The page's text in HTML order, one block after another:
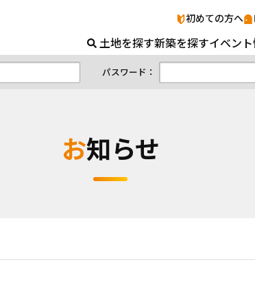
お知らせ｜山口の土地＆新築ナビ｜山
初めての方へ
土地を探す新築を探すイベン
パスワード：
お知らせ